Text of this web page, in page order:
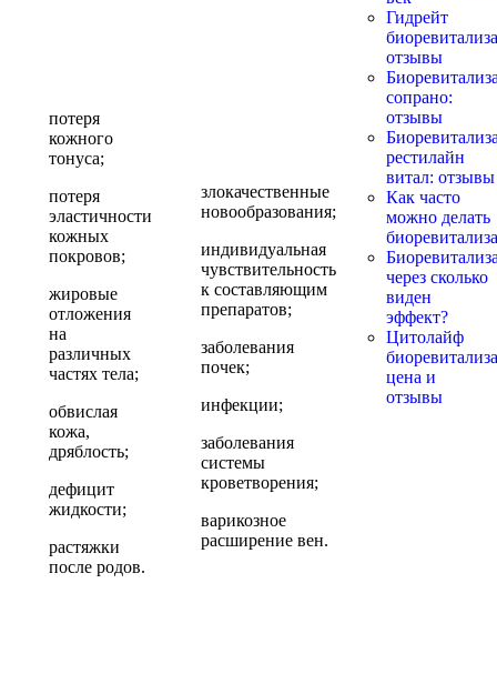
потеря
кожного
тонуса;
потеря
эластичности
кожных
покровов;
жировые
отложения
на
различных
частях тела;
обвислая
кожа,
дряблость;
дефицит
жидкости;
растяжки
после родов.
злокачественные
новообразования;
индивидуальная
чувствительность
к составляющим
препаратов;
заболевания
почек;
инфекции;
заболевания
системы
кроветворения;
варикозное
расширение вен.
Гидрейт
отзывы
сопрано:
отзывы
рестилайн
витал: отзывы
Как часто
можно делать
через сколько
виден
эффект?
Цитолайф
цена и
отзывы